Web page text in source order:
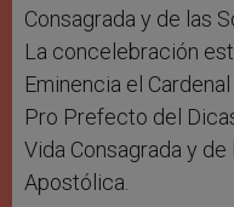
Consagrada y de las
La concelebración
Eminencia el
Pro Prefecto del
Vida Consagrada y
Apostólica.